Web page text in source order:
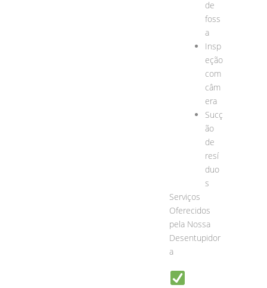
de
foss
a
Insp
eção
com
câm
era
Sucç
ão
de
resí
duo
s
Serviços
Oferecidos
pela Nossa
Desentupidor
a